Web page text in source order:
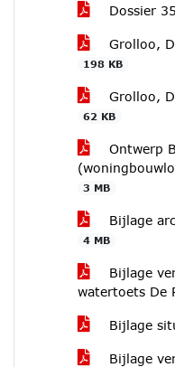
Dossier
Grolloo,
198 KB
Grolloo,
62 KB
Ontwerp
3 MB
Bijlage
4 MB
Bijlage
watertoets De
Bijlage
Bijlage